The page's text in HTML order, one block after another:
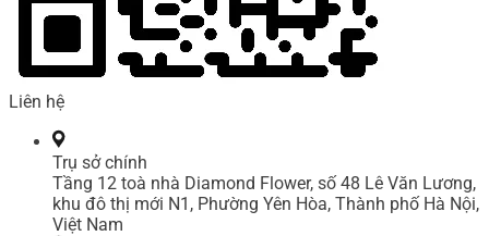
Liên hệ
Trụ sở chính
Tầng 12 toà nhà Diamond Flower, số 48 Lê Văn Lương,
khu đô thị mới N1, Phường Yên Hòa, Thành phố Hà Nội,
Việt Nam